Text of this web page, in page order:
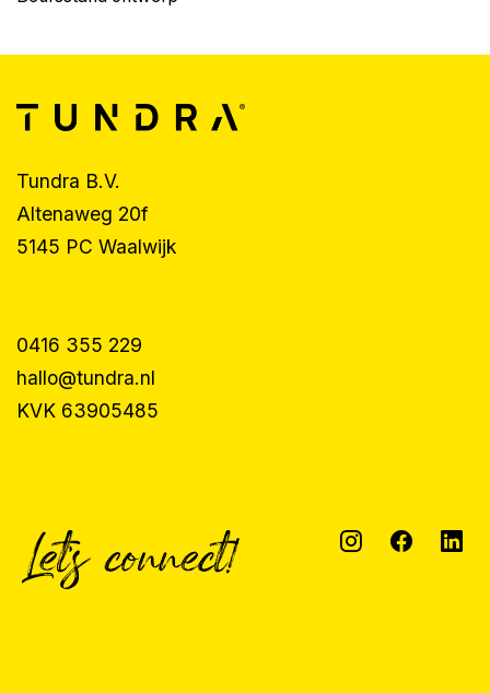
Tundra B.V.
Altenaweg 20f
5145 PC Waalwijk
0416 355 229
hallo@tundra.nl
KVK 63905485